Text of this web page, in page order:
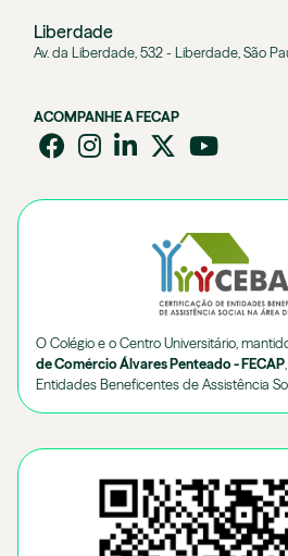
Liberdade
Av. da Liberdade, 532 - Liberdade, São
ACOMPANHE A FECAP
O Colégio e o Centro Universitário,
de Comércio Álvares Penteado - FECAP
Entidades Beneficentes de Assistência